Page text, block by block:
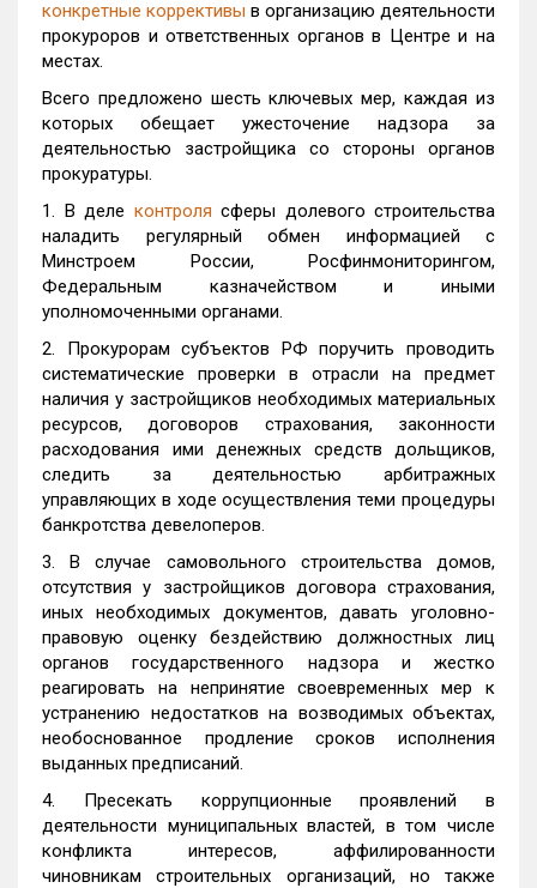
конкретные коррективы в организацию деятельности
прокуроров и ответственных органов в Центре и на
местах.
Всего предложено шесть ключевых мер, каждая из
которых обещает ужесточение надзора за
деятельностью застройщика со стороны органов
прокуратуры.
1. В деле контроля сферы долевого строительства
наладить регулярный обмен информацией с
Минстроем России, Росфинмониторингом,
Федеральным казначейством и иными
уполномоченными органами.
2. Прокурорам субъектов РФ поручить проводить
систематические проверки в отрасли на предмет
наличия у застройщиков необходимых материальных
ресурсов, договоров страхования, законности
расходования ими денежных средств дольщиков,
следить за деятельностью арбитражных
управляющих в ходе осуществления теми процедуры
банкротства девелоперов.
3. В случае самовольного строительства домов,
отсутствия у застройщиков договора страхования,
иных необходимых документов, давать уголовно-
правовую оценку бездействию должностных лиц
органов государственного надзора и жестко
реагировать на непринятие своевременных мер к
устранению недостатков на возводимых объектах,
необоснованное продление сроков исполнения
выданных предписаний.
4. Пресекать коррупционные проявлений в
деятельности муниципальных властей, в том числе
конфликта интересов, аффилированности
чиновникам строительных организаций, но также